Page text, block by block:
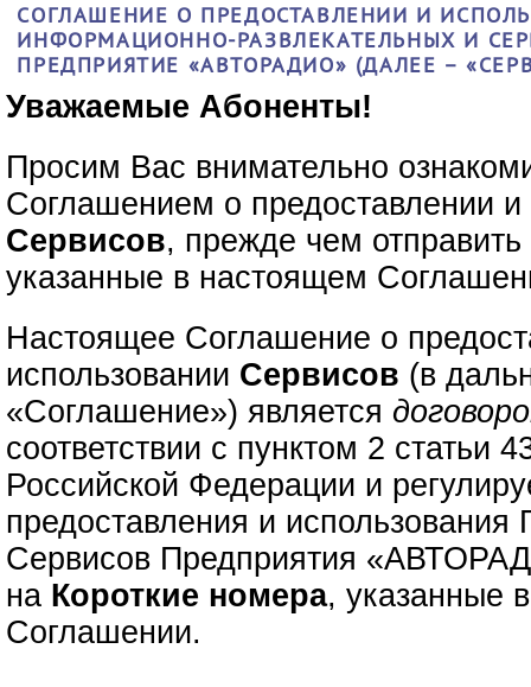
СОГЛАШЕНИЕ О ПРЕДОСТАВЛЕНИИ И
ИНФОРМАЦИОННО-РАЗВЛЕКАТЕЛЬНЫХ И
ПРЕДПРИЯТИЕ «АВТОРАДИО» (ДАЛЕЕ –
Уважаемые Абоненты!
Просим Вас внимательно
Соглашением о предоставлении и
Сервисов, прежде чем
указанные в настоящем
Настоящее Соглашение о
использовании Сервисов (в
«Соглашение») является
соответствии с пунктом 2 статьи
Российской Федерации и
предоставления и использования
Сервисов Предприятия
на Короткие номера, указанные
Соглашении.